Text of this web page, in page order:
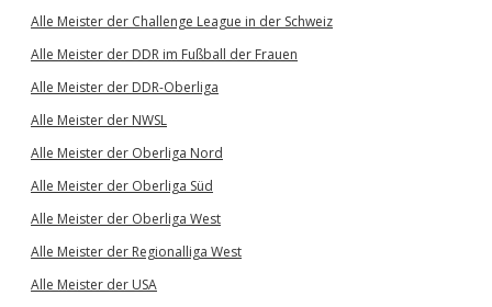
Alle Meister der Challenge League in der Schweiz
Alle Meister der DDR im Fußball der Frauen
Alle Meister der DDR-Oberliga
Alle Meister der NWSL
Alle Meister der Oberliga Nord
Alle Meister der Oberliga Süd
Alle Meister der Oberliga West
Alle Meister der Regionalliga West
Alle Meister der USA